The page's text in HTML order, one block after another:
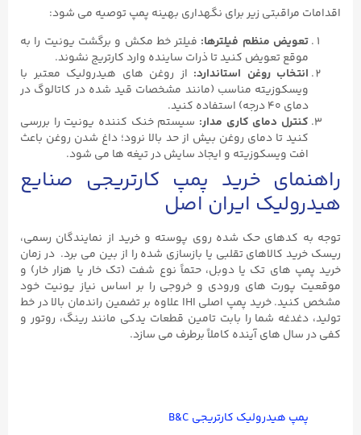
اقدامات مراقبتی زیر برای نگهداری بهینه پمپ توصیه می ‌شود:
تعویض منظم فیلترها: فیلتر خط مکش و برگشت یونیت را به
موقع تعویض کنید تا ذرات ساینده وارد کارتریج نشوند.
انتخاب روغن استاندارد: از روغن‌ های هیدرولیک معتبر با
ویسکوزیته مناسب (مانند مشخصات قید شده در کاتالوگ در
دمای ۴۰ درجه) استفاده کنید.
کنترل دمای کاری مدار: سیستم خنک‌ کننده یونیت را بررسی
کنید تا دمای روغن بیش از حد بالا نرود؛ داغ شدن روغن باعث
افت ویسکوزیته و ایجاد سایش در تیغه ‌ها می ‌شود.
راهنمای خرید پمپ کارتریجی صنایع
هیدرولیک ایران اصل
توجه به کدهای حک شده روی پوسته و خرید از نمایندگان رسمی،
ریسک خرید کالاهای تقلبی یا بازسازی شده را از بین می ‌برد. در زمان
خرید پمپ ‌های تک یا دوبل، حتماً نوع شفت (تک خار یا هزار خار) و
موقعیت پورت ‌های ورودی و خروجی را بر اساس نیاز یونیت خود
مشخص کنید. خرید پمپ اصلی IHI علاوه بر تضمین راندمان بالا در خط
تولید، دغدغه شما را بابت تامین قطعات یدکی مانند رینگ، روتور و
کفی در سال ‌های آینده کاملاً برطرف می ‌سازد.
پمپ هیدرولیک کارتریجی B&C